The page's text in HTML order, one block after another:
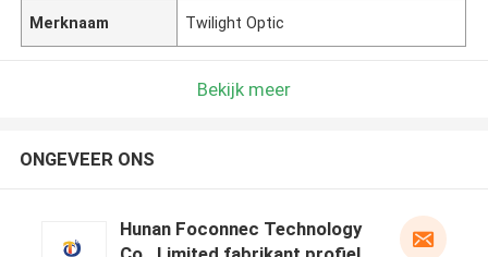
Merknaam Twilight Optic
Bekijk meer
ONGEVEER ONS
Hunan Foconnec Technology